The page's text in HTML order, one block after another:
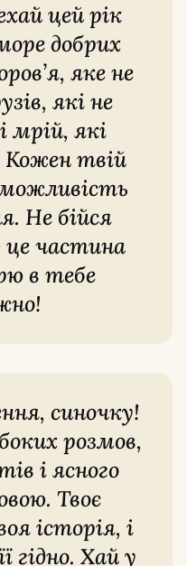
добрих
яке не
які не
мрій, які
Кожен твій
Не бійся
частина
в тебе
розмов,
і ясного
Твоє
історія, і
Хай у